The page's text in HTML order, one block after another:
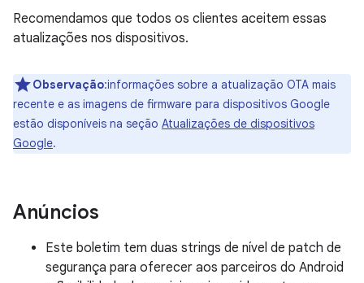
Recomendamos que todos os clientes aceitem essas
atualizações nos dispositivos.
Observação:informações sobre a atualização OTA mais
recente e as imagens de firmware para dispositivos Google
estão disponíveis na seção Atualizações de dispositivos
Google.
Anúncios
Este boletim tem duas strings de nível de patch de
segurança para oferecer aos parceiros do Android